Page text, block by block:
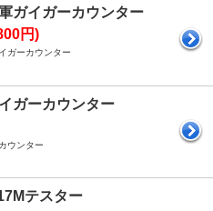
ガイガーカウンター
円)
ガーカウンター
ガーカウンター
ウンター
テスター